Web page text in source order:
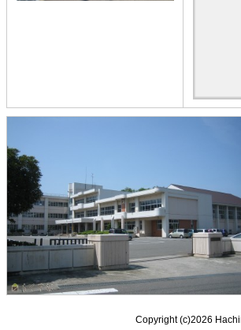
Copyright (c)2026